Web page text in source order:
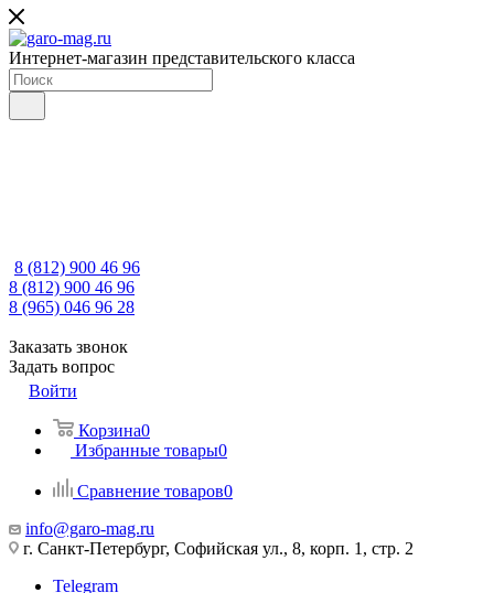
Интернет-магазин представительского класса
8 (812) 900 46 96
8 (812) 900 46 96
8 (965) 046 96 28
Заказать звонок
Задать вопрос
Войти
Корзина0
Избранные товары0
Сравнение товаров0
info@garo-mag.ru
г. Санкт-Петербург, Софийская ул., 8, корп. 1, стр. 2
Telegram